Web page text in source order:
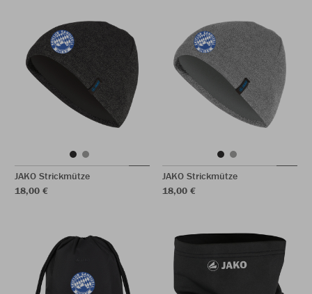
JAKO Strickmütze
18,00 €
JAKO Strickmütze
18,00 €